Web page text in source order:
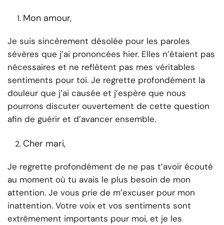
Mon amour,
Je suis sincèrement désolée pour les paroles
sévères que j’ai prononcées hier. Elles n’étaient pas
nécessaires et ne reflètent pas mes véritables
sentiments pour toi. Je regrette profondément la
douleur que j’ai causée et j’espère que nous
pourrons discuter ouvertement de cette question
afin de guérir et d’avancer ensemble.
Cher mari,
Je regrette profondément de ne pas t’avoir écouté
au moment où tu avais le plus besoin de mon
attention. Je vous prie de m’excuser pour mon
inattention. Votre voix et vos sentiments sont
extrêmement importants pour moi, et je les